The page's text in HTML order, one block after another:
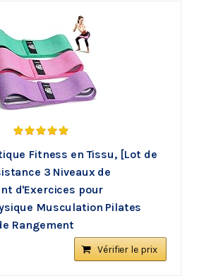
Fitness en Tissu, [Lot de
3 Niveaux de
d'Exercices pour
Musculation Pilates
Rangement
Vérifier le prix